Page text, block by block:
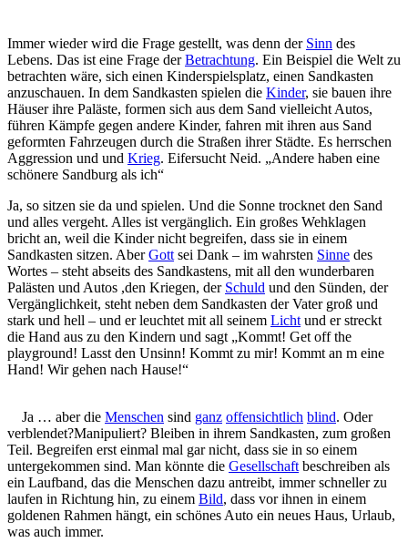
Immer wieder wird die Frage gestellt, was denn der Sinn des
Lebens. Das ist eine Frage derBetrachtung. Ein Beispiel die Welt zu
betrachten wäre, sich einen Kinderspielsplatz, einen Sandkasten
anzuschauen. In dem Sandkasten spielen die Kinder, sie bauen ihre
Häuser ihre Paläste, formen sich aus dem Sand vielleicht Autos,
führen Kämpfe gegen andere Kinder, fahren mit ihren aus Sand
geformten Fahrzeugen durch die Straßen ihrer Städte. Es herrschen
Aggression und und Krieg. Eifersucht Neid. „Andere haben eine
schönere Sandburg als ich“
Ja, so sitzen sie da und spielen. Und die Sonne trocknet den Sand
und alles vergeht. Alles ist vergänglich. Ein großes Wehklagen
bricht an, weil die Kinder nicht begreifen, dass sie in einem
Sandkasten sitzen. AberGott sei Dank – im wahrsten Sinne des
Wortes – steht abseits des Sandkastens, mit all den wunderbaren
Palästen und Autos ,den Kriegen, der Schuld und den Sünden, der
Vergänglichkeit, steht neben dem Sandkasten der Vater groß und
stark und hell – und er leuchtet mit all seinem Licht und er streckt
die Hand aus zu den Kindern und sagt „Kommt! Get off the
playground! Lasst den Unsinn! Kommt zu mir! Kommt an m eine
Hand! Wir gehen nach Hause!“
Ja … aber die Menschen sind ganz offensichtlich blind. Oder
verblendet?Manipuliert? Bleiben in ihrem Sandkasten, zum großen
Teil. Begreifen erst einmal mal gar nicht, dass sie in so einem
untergekommen sind. Man könnte die Gesellschaft beschreiben als
ein Laufband, das die Menschen dazu antreibt, immer schneller zu
laufen in Richtung hin, zu einem Bild, dass vor ihnen in einem
goldenen Rahmen hängt, ein schönes Auto ein neues Haus, Urlaub,
was auch immer.